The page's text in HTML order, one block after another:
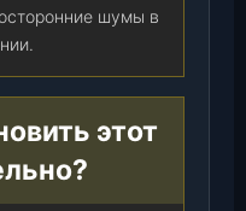
шумы в
этот